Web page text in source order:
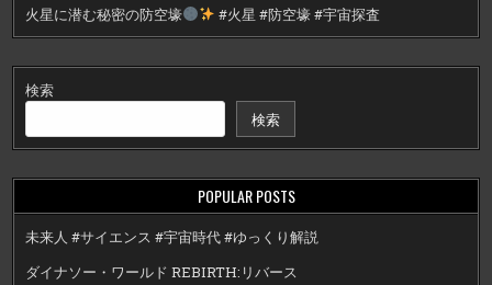
火星に潜む秘密の防空壕
#火星 #防空壕 #宇宙探査
検索
検索
POPULAR POSTS
未来人 #サイエンス #宇宙時代 #ゆっくり解説
ダイナソー・ワールド REBIRTH:リバース